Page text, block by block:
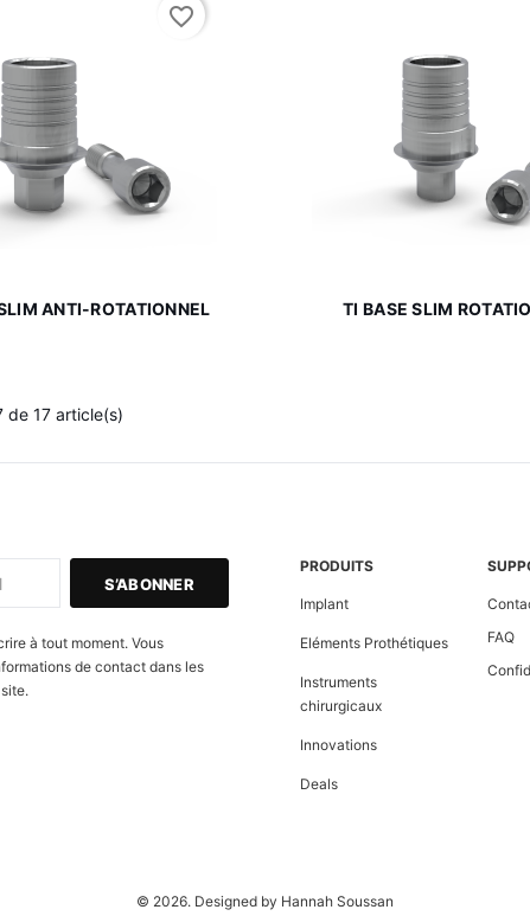
Aperçu rapide
ANTI-ROTATIONNEL
favorite_border
 Aperçu
TI BASE SLIM
de 17 article(s)
à tout moment. Vous
de contact dans les
PRODUITS
Eléments Prothétiques
Implant
Innovations
Instruments
chirurgicaux
Deals
FAQ
© 2026. Designed by Hannah Soussan